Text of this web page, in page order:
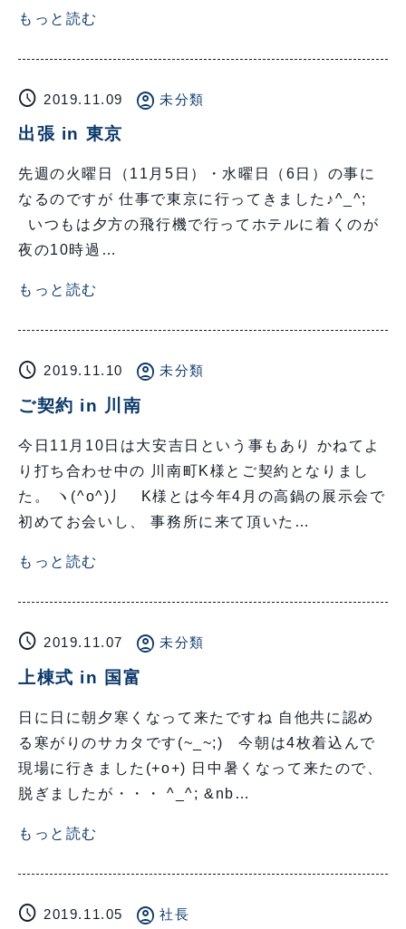
もっと読む
schedule 2019.11.09 account_circle 未分類
出張 in 東京
先週の火曜日（11月5日）・水曜日（6日）の事に
なるのですが 仕事で東京に行ってきました♪^_^;
いつもは夕方の飛行機で行ってホテルに着くのが
夜の10時過…
もっと読む
schedule 2019.11.10 account_circle 未分類
ご契約 in 川南
今日11月10日は大安吉日という事もあり かねてよ
り打ち合わせ中の 川南町K様とご契約となりまし
た。 ヽ(^o^)丿 K様とは今年4月の高鍋の展示会で
初めてお会いし、 事務所に来て頂いた…
もっと読む
schedule 2019.11.07 account_circle 未分類
上棟式 in 国富
日に日に朝夕寒くなって来たですね 自他共に認め
る寒がりのサカタです(~_~;) 今朝は4枚着込んで
現場に行きました(+o+) 日中暑くなって来たので、
脱ぎましたが・・・ ^_^; &nb…
もっと読む
schedule 2019.11.05 account_circle 社長